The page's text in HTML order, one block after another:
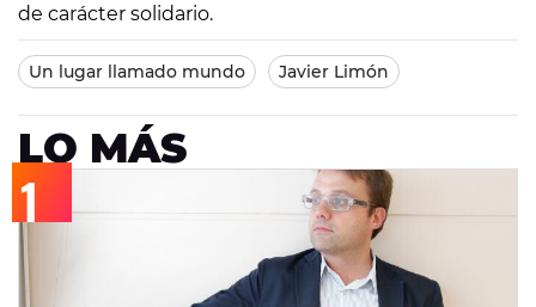
de carácter solidario.
Un lugar llamado mundo Javier Limón
LO MÁS